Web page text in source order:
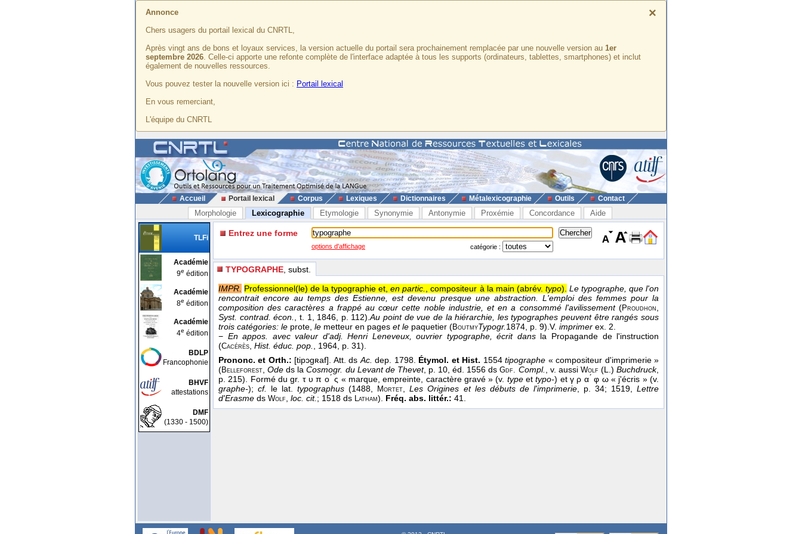
×
Annonce
Chers usagers du portail lexical du CNRTL,
Après vingt ans de bons et loyaux services, la version actuelle du portail sera prochainement remplacée par une nouvelle version au 1er
septembre 2026. Celle-ci apporte une refonte complète de l'interface adaptée à tous les supports (ordinateurs, tablettes, smartphones) et inclut
également de nouvelles ressources.
Vous pouvez tester la nouvelle version ici : Portail lexical
En vous remerciant,
L'équipe du CNRTL
Accueil Portail lexical Corpus Lexiques Dictionnaires Métalexicographie Outils Contact
Morphologie Lexicographie Etymologie Synonymie Antonymie Proxémie Concordance Aide
TLFi
Académie
9e édition
Académie
8e édition
Académie
4e édition
BDLP
Francophonie
BHVF
attestations
DMF
(1330 - 1500)
Entrez une forme
options d'affichage catégorie :
TYPOGRAPHE , subst.
IMPR. Professionnel(le) de la typographie et,en partic., compositeur à la main (abrév. typo). Le typographe, que l'on
rencontrait encore au temps des Estienne, est devenu presque une abstraction. L'emploi des femmes pour la
composition des caractères a frappé au cœur cette noble industrie, et en a consommé l'avilissement(Proudhon,
Syst. contrad. écon., t. 1, 1846, p. 112).Au point de vue de la hiérarchie, les typographes peuvent être rangés sous
trois catégories: le prote, le metteur en pages et le paquetier (BoutmyTypogr.1874, p. 9).V. imprimer ex. 2.
− En appos. avec valeur d'adj. Henri Leneveux, ouvrier typographe, écrit dansla Propagande de l'instruction
(Cacérès, Hist. éduc. pop., 1964, p. 31).
Prononc. et Orth.: [tipɔgʀaf]. Att. dsAc. dep. 1798. Étymol. et Hist. 1554tipographe « compositeur d'imprimerie »
(Belleforest,Ode ds laCosmogr. du Levant de Thevet, p. 10, éd. 1556 dsGdf. Compl., v. aussi Wolf(L.)Buchdruck,
p. 215). Formé du gr. τ υ π ο ́ ς « marque, empreinte, caractère gravé » (v. typeettypo-) et γ ρ α ́ φ ω « j'écris » (v.
graphe-);cf. le lat.typographus (1488, Mortet,Les Origines et les débuts de l'imprimerie, p. 34; 1519,Lettre
d'Erasme ds Wolf, loc. cit.; 1518 ds Latham). Fréq. abs. littér.: 41.